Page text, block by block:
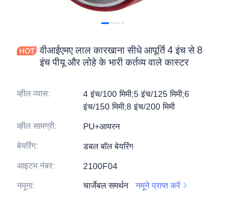
वीआईएमए लाल कारखाना सीधे आपूर्ति 4 इंच से 8
इंच पीयू और लोहे के भारी कर्तव्य वाले कास्टर
व्हील व्यास:
4 इंच/100 मिमी;5 इंच/125 मिमी;6
इंच/150 मिमी;8 इंच/200 मिमी
व्हील सामग्री:
PU+आयरन
बेयरिंग:
डबल बॉल बेयरिंग
आइटम नंबर:
2100F04
नमूना: चार्जेबल समर्थन
नमूने प्राप्त करें